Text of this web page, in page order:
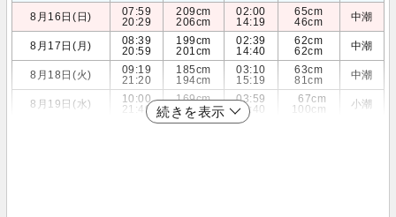
8月16日(日)
07:59
20:29
209cm
206cm
02:00
14:19
65cm
46cm
中潮
8月17日(月)
08:39
20:59
199cm
201cm
02:39
14:40
62cm
62cm
中潮
8月18日(火)
09:19
21:20
185cm
194cm
03:10
15:19
63cm
81cm
中潮
8月19日(水)
10:00
21:49
169cm
186cm
03:59
15:40
67cm
100cm
小潮
続きを表示